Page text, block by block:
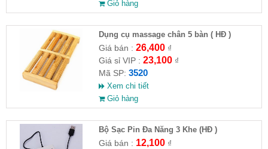
Giỏ hàng
Dụng cụ massage chân 5 bàn ( HĐ )
Giá bán : 26,400₫
Giá sỉ VIP : 23,100₫
Mã SP: 3520
Xem chi tiết
Giỏ hàng
Bộ Sạc Pin Đa Năng 3 Khe (HĐ )
Giá bán : 12,100₫